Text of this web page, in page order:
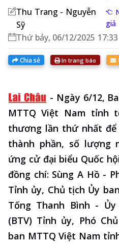
Thu Trang - Nguyễn
Sỹ
giả
Thứ bảy, 06/12/2025 17:33
Chia sẻ In trang báo
- Ngày 6/12,
MTTQ Việt Nam tỉnh
thương lần thứ nhất
thành phần, số lượng
ứng cử đại biểu Quốc
đồng chí: Sùng A Hồ -
Tỉnh ủy, Chủ tịch Ủy
Tống Thanh Bình -
(BTV) Tỉnh ủy, Phó
ban MTTQ Việt Nam